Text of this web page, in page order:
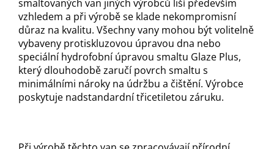
smaltovaných van jiných výrobců liší především
vzhledem a při výrobě se klade nekompromisní
důraz na kvalitu. Všechny vany mohou být volitelně
vybaveny protiskluzovou úpravou dna nebo
speciální hydrofobní úpravou smaltu Glaze Plus,
který dlouhodobě zaručí povrch smaltu s
minimálními nároky na údržbu a čištění. Výrobce
poskytuje nadstandardní třicetiletou záruku.